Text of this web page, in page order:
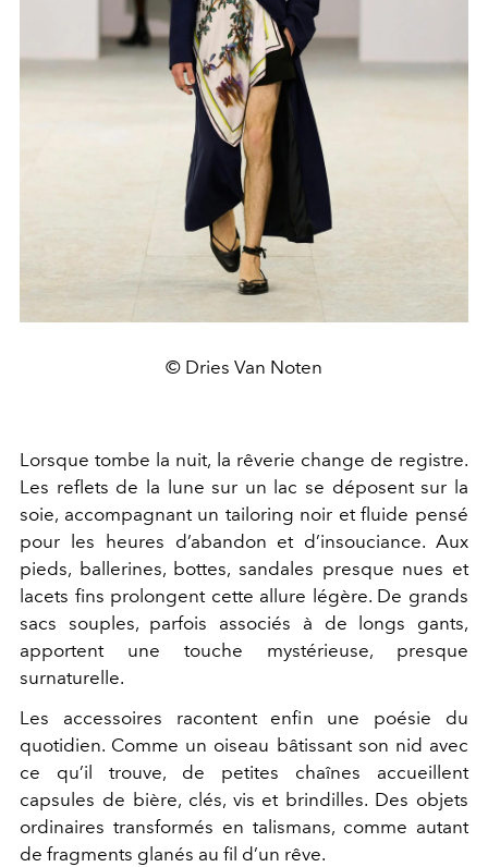
© Dries Van Noten
Lorsque tombe la nuit, la rêverie change de registre.
Les reflets de la lune sur un lac se déposent sur la
soie, accompagnant un tailoring noir et fluide pensé
pour les heures d’abandon et d’insouciance. Aux
pieds, ballerines, bottes, sandales presque nues et
lacets fins prolongent cette allure légère. De grands
sacs souples, parfois associés à de longs gants,
apportent une touche mystérieuse, presque
surnaturelle.
Les accessoires racontent enfin une poésie du
quotidien. Comme un oiseau bâtissant son nid avec
ce qu’il trouve, de petites chaînes accueillent
capsules de bière, clés, vis et brindilles. Des objets
ordinaires transformés en talismans, comme autant
de fragments glanés au fil d’un rêve.